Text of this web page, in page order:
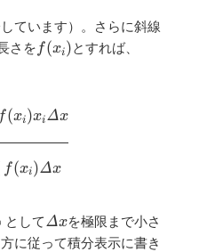
ています）。さらに斜線
さを f(x_i)
f(xi)とすれば、
\begin{aligned}
f(xi)Δx
f(xi)xiΔx
として\varDelta
x
Δxを極限まで小さ
に従って積分表示に書き